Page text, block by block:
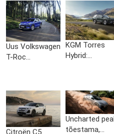
Uus Volkswagen
T-Roc...
KGM Torres
Hybrid:...
Citroën C5
Uncharted
tõestama,...